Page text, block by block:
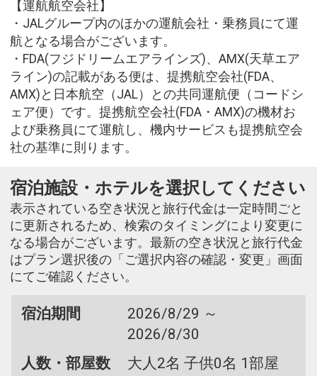
【運航航空会社】
・JALグループ内のほかの運航会社・乗務員にて運
航となる場合がございます。
・FDA(フジドリームエアラインズ)、AMX(天草エア
ライン)の記載がある便は、提携航空会社(FDA、
AMX)と日本航空（JAL）との共同運航便（コードシ
ェア便）です。提携航空会社(FDA・AMX)の機材お
よび乗務員にて運航し、機内サービスも提携航空会
社の基準に則ります。
宿泊施設・ホテルを選択してください
表示されている空き状況と旅行代金は一定時間ごと
に更新されるため、検索のタイミングにより変更に
なる場合がございます。最新の空き状況と旅行代金
はプラン選択後の「ご選択内容の確認・変更」画面
にてご確認ください。
宿泊期間
2026/8/29 ～
2026/8/30
人数・部屋数
大人2名 子供0名 1部屋